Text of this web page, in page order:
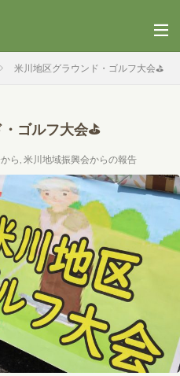
米川地区グラウンド・ゴルフ大会⛳
ゴルフ大会⛳
ら, 米川地域振興会からの報告